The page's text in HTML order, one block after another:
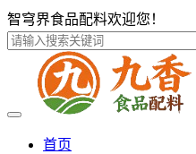
智穹界食品配料欢迎您！
首页